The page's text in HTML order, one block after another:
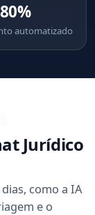
80%
automatizado
Jurídico
como a IA
e o